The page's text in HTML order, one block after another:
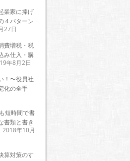
業家に捧げ
４パターン
27日
費増税・税
み仕入・購
年8月2日
！〜役員社
化の全手
短時間で書
書類と書き
2018年10月
算対策のす